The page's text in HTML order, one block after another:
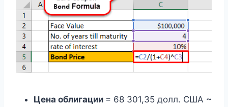
Цена облигации = 68 301,35 долл. США ~